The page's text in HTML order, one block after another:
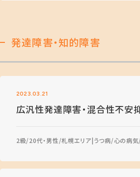
発達障害・知的障害
2023.03.21
広汎性発達障害・混合性不安
2級 20代・男性 札幌エリア うつ病 心の病気